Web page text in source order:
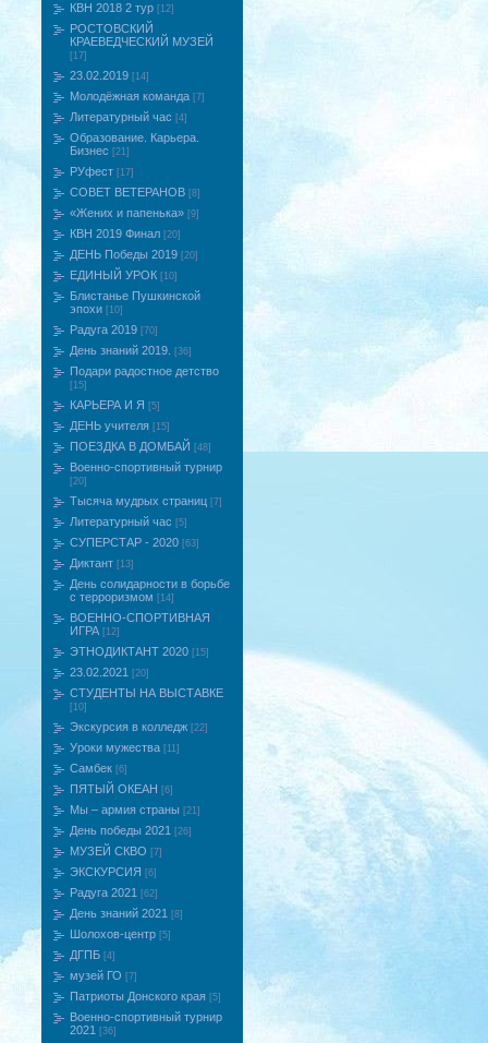
КВН 2018 2 тур [12]
РОСТОВСКИЙ
КРАЕВЕДЧЕСКИЙ МУЗЕЙ
[17]
23.02.2019 [14]
Молодёжная команда [7]
Литературный час [4]
Образование. Карьера.
Бизнес [21]
РУфест [17]
СОВЕТ ВЕТЕРАНОВ [8]
«Жених и папенька» [9]
КВН 2019 Финал [20]
ДЕНЬ Победы 2019 [20]
ЕДИНЫЙ УРОК [10]
Блистанье Пушкинской
эпохи [10]
Радуга 2019 [70]
День знаний 2019. [36]
Подари радостное детство
[15]
КАРЬЕРА И Я [5]
ДЕНЬ учителя [15]
ПОЕЗДКА В ДОМБАЙ [48]
Военно-спортивный турнир
[20]
Тысяча мудрых страниц [7]
Литературный час [5]
СУПЕРСТАР - 2020 [63]
Диктант [13]
День солидарности в борьбе
с терроризмом [14]
ВОЕННО-СПОРТИВНАЯ
ИГРА [12]
ЭТНОДИКТАНТ 2020 [15]
23.02.2021 [20]
СТУДЕНТЫ НА ВЫСТАВКЕ
[10]
Экскурсия в колледж [22]
Уроки мужества [11]
Самбек [6]
ПЯТЫЙ ОКЕАН [6]
Мы – армия страны [21]
День победы 2021 [26]
МУЗЕЙ СКВО [7]
ЭКСКУРСИЯ [6]
Радуга 2021 [62]
День знаний 2021 [8]
Шолохов-центр [5]
ДГПБ [4]
музей ГО [7]
Патриоты Донского края [5]
Военно-спортивный турнир
2021 [36]